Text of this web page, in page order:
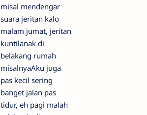
misal mendengar
suara jeritan kalo
malam jumat, jeritan
kuntilanak di
belakang rumah
misalnyaAku juga
pas kecil sering
banget jalan pas
tidur, eh pagi malah